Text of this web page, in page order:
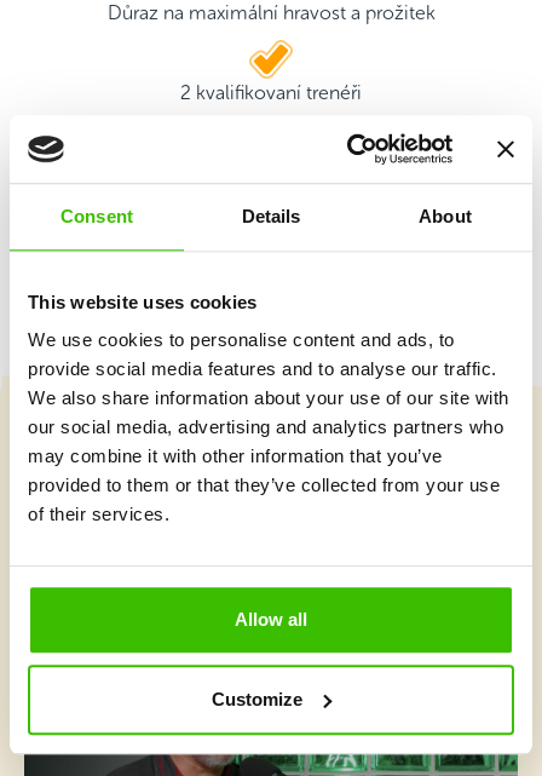
Consent Details About
This website uses cookies
We use cookies to personalise content and ads, to
provide social media features and to analyse our traffic.
We also share information about your use of our site with
our social media, advertising and analytics partners who
may combine it with other information that you’ve
provided to them or that they’ve collected from your use
of their services.
Allow all
Customize
Důraz na maximální hravost a prožitek
2 kvalifikovaní trenéři
Vybrat kurz
Co je v Gymnathlonu nového